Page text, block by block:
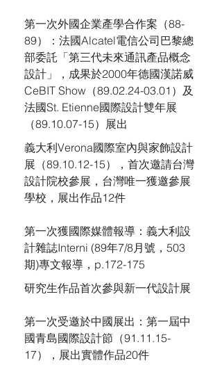
第一次外國企業產學合作案（88-
89）：法國Alcatel電信公司巴黎總
部委託「第三代未來通訊產品概念
設計」，成果於2000年德國漢諾威
CeBIT Show（89.02.24-03.01）及
法國St. Etienne國際設計雙年展
（89.10.07-15）展出
義大利Verona國際室內與家飾設計
展（89.10.12-15），首次邀請台灣
設計院校參展，台灣唯一獲邀參展
學校，展出作品12件
第一次獲國際媒體報導：義大利設
計雜誌Interni (89年7/8月號，503
期)專文報導，p.172-175
研究生作品首次參與新一代設計展
第一次受邀於中國展出：第一屆中
國青島國際設計節（91.11.15-
17），展出實體作品20件